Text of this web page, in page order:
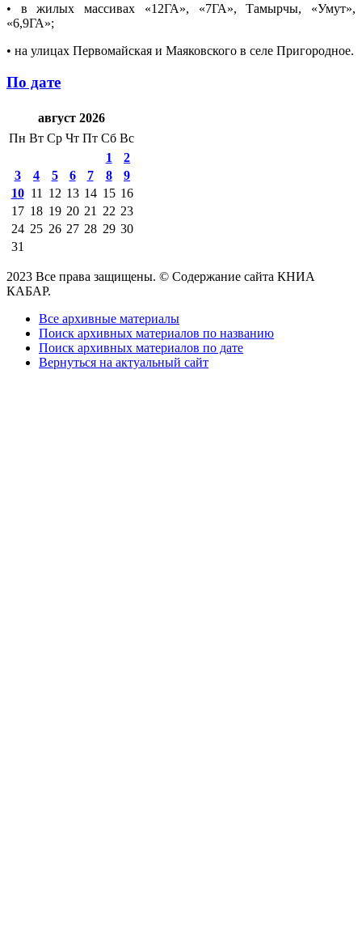
• в жилых массивах «12ГА», «7ГА», Тамырчы, «Умут»,
«6,9ГА»;
• на улицах Первомайская и Маяковского в селе Пригородное.
По дате
август 2026
Пн Вт Ср Чт Пт Сб Вс
1
2
3
4 5 6 7 8
9
10 11 12 13 14 15 16
17 18 19 20 21 22 23
24 25 26 27 28 29 30
31
2023 Все права защищены. © Содержание сайта КНИА
КАБАР.
Все архивные материалы
Поиск архивных материалов по названию
Поиск архивных материалов по дате
Вернуться на актуальный сайт